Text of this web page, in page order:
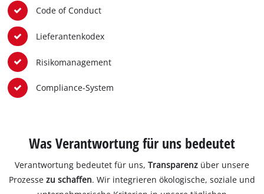
Code of Conduct
Lieferantenkodex
Risikomanagement
Compliance-System
Was Verantwortung für uns bedeutet
Verantwortung bedeutet für uns, Transparenzüber unsere
Prozesse zu schaffen. Wir integrieren ökologische, soziale und